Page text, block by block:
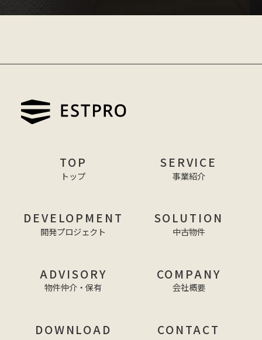
TOP
トップ
SERVICE
事業紹介
DEVELOPMENT
開発プロジェクト
SOLUTION
中古物件
ADVISORY
物件仲介・保有
COMPANY
会社概要
DOWNLOAD CONTACT